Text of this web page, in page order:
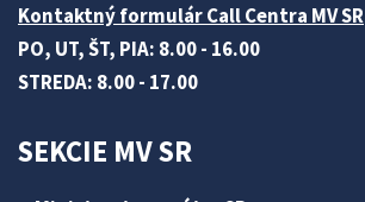
Kontaktný formulár Call Centra MV SR
PO, UT, ŠT, PIA: 8.00 - 16.00
STREDA: 8.00 - 17.00
SEKCIE MV SR